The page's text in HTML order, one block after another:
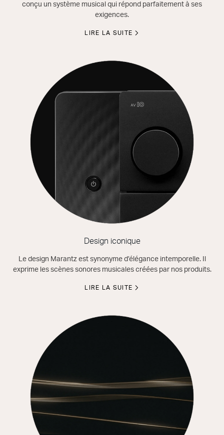
conçu un système musical qui répond parfaitement à ses
exigences.
LIRE LA SUITE
Design iconique
Le design Marantz est synonyme d’élégance intemporelle. Il
exprime les scènes sonores musicales créées par nos produits.
LIRE LA SUITE